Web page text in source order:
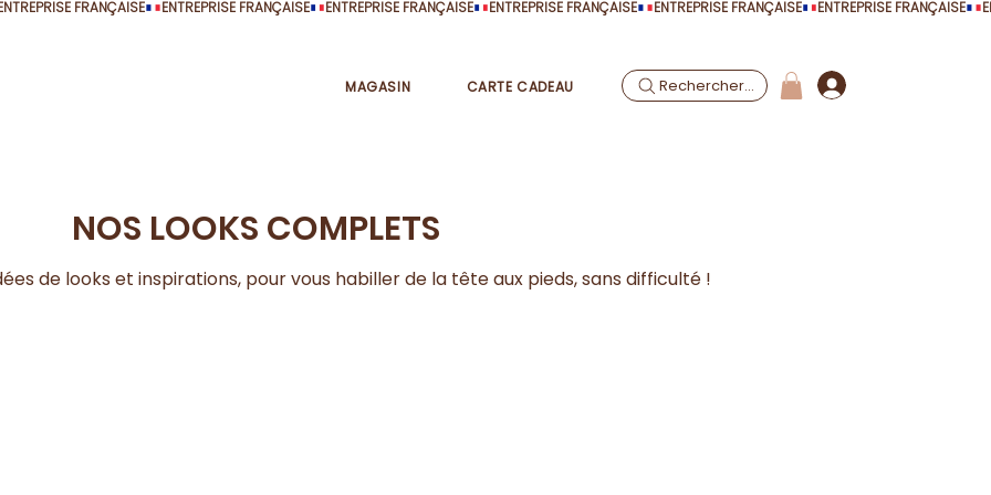
MAGASIN CARTE CADEAU Rechercher...
NOS LOOKS COMPLETS
de looks et inspirations, pour vous habiller de la tête aux pieds, sans difficulté !